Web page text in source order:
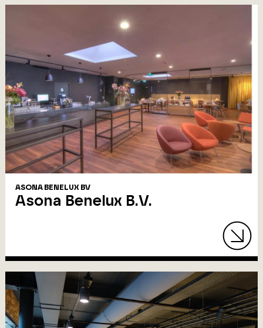
ASONA BENELUX BV
Asona Benelux B.V.